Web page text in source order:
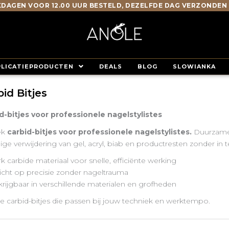
VOOR 12.00 UUR BESTELD, DEZELFDE DAG VERZONDEN
DEALS BLOG SLOWIANKA
Bitjes
bitjes voor professionele nagelstylistes
carbid-bitjes voor professionele nagelstylistes.
verwijdering van gel, acryl, biab en productresten zonder
carbide materiaal voor snelle, efficiënte werking
op precisie zonder nageltrauma
in verschillende materialen en grofheden
carbid-bitjes die passen bij jouw techniek en werktempo.